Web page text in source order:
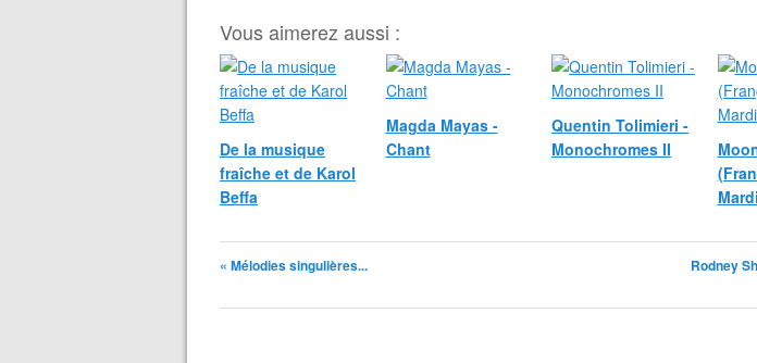
Vous aimerez aussi :
De la musique
fraîche et de Karol
Beffa
Magda Mayas -
Chant
Quentin Tolimieri -
Monochromes II
« Mélodies singulières... Rodney